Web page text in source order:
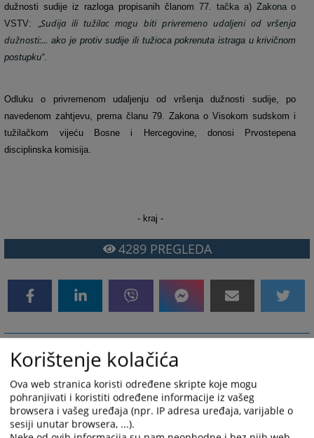
dužnosti sudije iz razloga propisanih članom 77. tačka a) Zakona o
VSTV: „Sudija ili tužilac mogu biti privremeno udaljeni od vršenja
dužnosti:... ako je protiv sudije ili tužioca pokrenuta istraga u krivičnom
postupku“.
Odluku o privremenom udaljenju od vršenja dužnosti sudije, po
navedenom zahtjevu, prema članu 79. Zakona o Visokom sudskom i
tužilačkom vijeću Bosne i Hercegovine, donosi Prvostepena
disciplinska komisija.
- kraj -
4289PREGLEDA
Saopštenje za javnost
(Sarajevo, 2. april 2021. godine) - Ured disciplinskog tužioca (UDT)
Visokog sudskog i tužilačkog vijeća Bosne i Hercegovine (VSTV BiH)
podnio je disciplinske tužbe protiv Gordane Tadić, glavne tužiteljice
Tužilaštva BiH, i Ranka Debevca , predsjednika Suda BiH.
Korištenje kolačića
Ova web stranica koristi određene skripte koje mogu
pohranjivati i koristiti određene informacije iz vašeg
browsera i vašeg uređaja (npr. IP adresa uređaja, varijable o
sesiji unutar browsera, ...).